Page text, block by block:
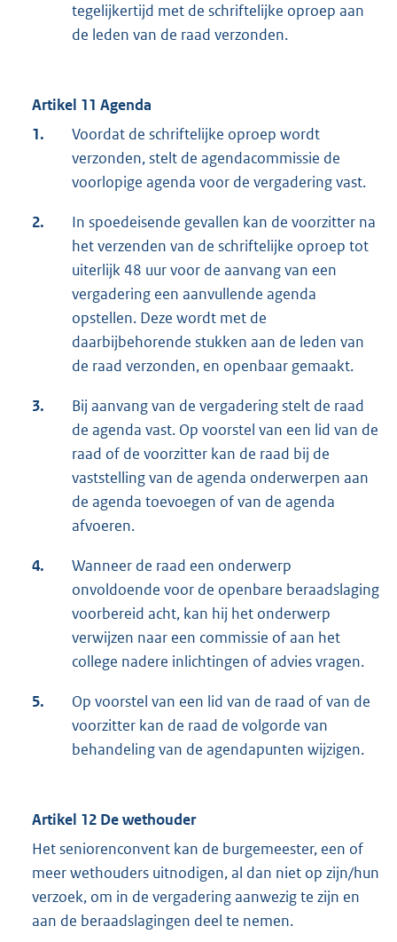
tegelijkertijd met de schriftelijke oproep aan
de leden van de raad verzonden.
Artikel 11 Agenda
1.
Voordat de schriftelijke oproep wordt
verzonden, stelt de agendacommissie de
voorlopige agenda voor de vergadering vast.
2.
In spoedeisende gevallen kan de voorzitter na
het verzenden van de schriftelijke oproep tot
uiterlijk 48 uur voor de aanvang van een
vergadering een aanvullende agenda
opstellen. Deze wordt met de
daarbijbehorende stukken aan de leden van
de raad verzonden, en openbaar gemaakt.
3.
Bij aanvang van de vergadering stelt de raad
de agenda vast. Op voorstel van een lid van de
raad of de voorzitter kan de raad bij de
vaststelling van de agenda onderwerpen aan
de agenda toevoegen of van de agenda
afvoeren.
4.
Wanneer de raad een onderwerp
onvoldoende voor de openbare beraadslaging
voorbereid acht, kan hij het onderwerp
verwijzen naar een commissie of aan het
college nadere inlichtingen of advies vragen.
5.
Op voorstel van een lid van de raad of van de
voorzitter kan de raad de volgorde van
behandeling van de agendapunten wijzigen.
Artikel 12 De wethouder
Het seniorenconvent kan de burgemeester, een of
meer wethouders uitnodigen, al dan niet op zijn/hun
verzoek, om in de vergadering aanwezig te zijn en
aan de beraadslagingen deel te nemen.